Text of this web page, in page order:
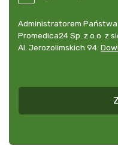
dowolnym
momencie
udzielonej
DE
przedstawianie
Administrator
danych
osobowych
Administratorem
Promedica24 Sp. z o.o. z
Al. Jerozolimskich 94.